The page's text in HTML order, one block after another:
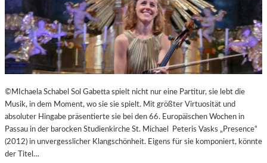
©MIchaela Schabel Sol Gabetta spielt nicht nur eine Partitur, sie lebt die
Musik, in dem Moment, wo sie sie spielt. Mit größter Virtuosität und
absoluter Hingabe präsentierte sie bei den 66. Europäischen Wochen in
Passau in der barocken Studienkirche St. Michael Peteris Vasks „Presence“
(2012) in unvergesslicher Klangschönheit. Eigens für sie komponiert, könnte
der Titel…